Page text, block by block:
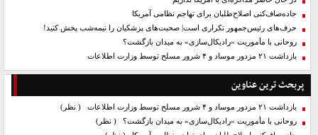
جاده‌صاف‌کنی اصلاح‌طلبان برای تهاجم نظامی آمریکا
حرف‌های رئیس‌جمهور تکراری است| صحبت‌های پزشکیان را نیمه‌شب پخش کنید!
روحانی با مأموریت «رادیکال‌سازی» به میدان بازگشت؟
بازداشت ۲۱ مزدور موساد و ۴ شرور مسلح توسط وزارت اطلاعات
پربحث ترین عناوین
بازداشت ۲۱ مزدور موساد و ۴ شرور مسلح توسط وزارت اطلاعات
( نظر)
روحانی با مأموریت «رادیکال‌سازی» به میدان بازگشت؟ ( نظر)